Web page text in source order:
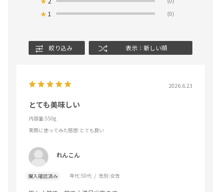
★ 1 (0)
絞り込み 表示：新しい順
2026.6.23
とても美味しい
内容量:550g
実際に使ってみた感想:とても良い
れんこん
購入確認済み 年代:50代 性別:女性